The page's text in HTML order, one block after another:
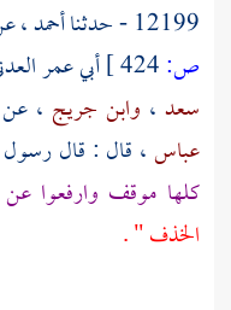
12199 - حدثنا
أحمد،
ص:
أبي عمر
سعد ، وابن جريج ، عن
عباس، قال : قال رسول
كلها موقف وارفعوا
الخذف " .